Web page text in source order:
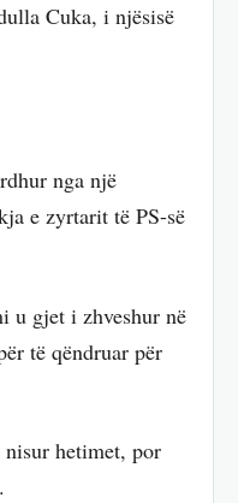
Cuka, i njësisë
nga një
e zyrtarit të PS-së
u gjet i zhveshur në
të qëndruar për
hetimet, por